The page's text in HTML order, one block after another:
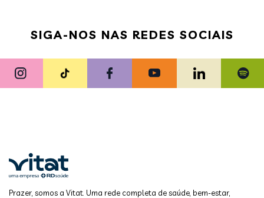
SIGA-NOS NAS REDES SOCIAIS
Prazer, somos a Vitat. Uma rede completa de saúde, bem-estar,